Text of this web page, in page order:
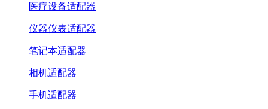
医疗设备适配器
仪器仪表适配器
笔记本适配器
相机适配器
手机适配器